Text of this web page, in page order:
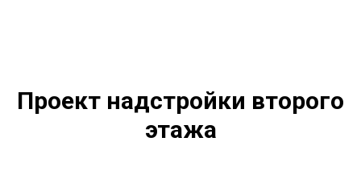
Проект надстройки второго
этажа